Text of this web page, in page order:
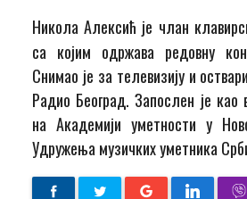
Никола Алексић је члан
са којим одржава редовну
Снимао је за телевизију и
Радио Београд. Запослен је као
на Академији уметности у
Удружења музичких уметника